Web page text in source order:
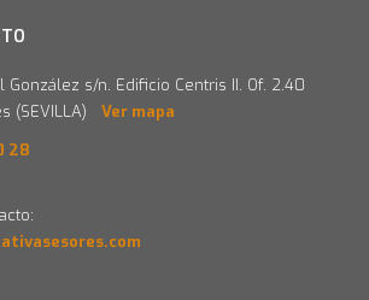
González s/n. Edificio Centris II. Of. 2.40
(SEVILLA) Ver mapa
28